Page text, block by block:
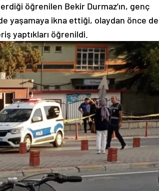
öğrenilen Bekir Durmaz’ın, genç
yaşamaya ikna ettiği, olaydan önce de
yaptıkları öğrenildi.